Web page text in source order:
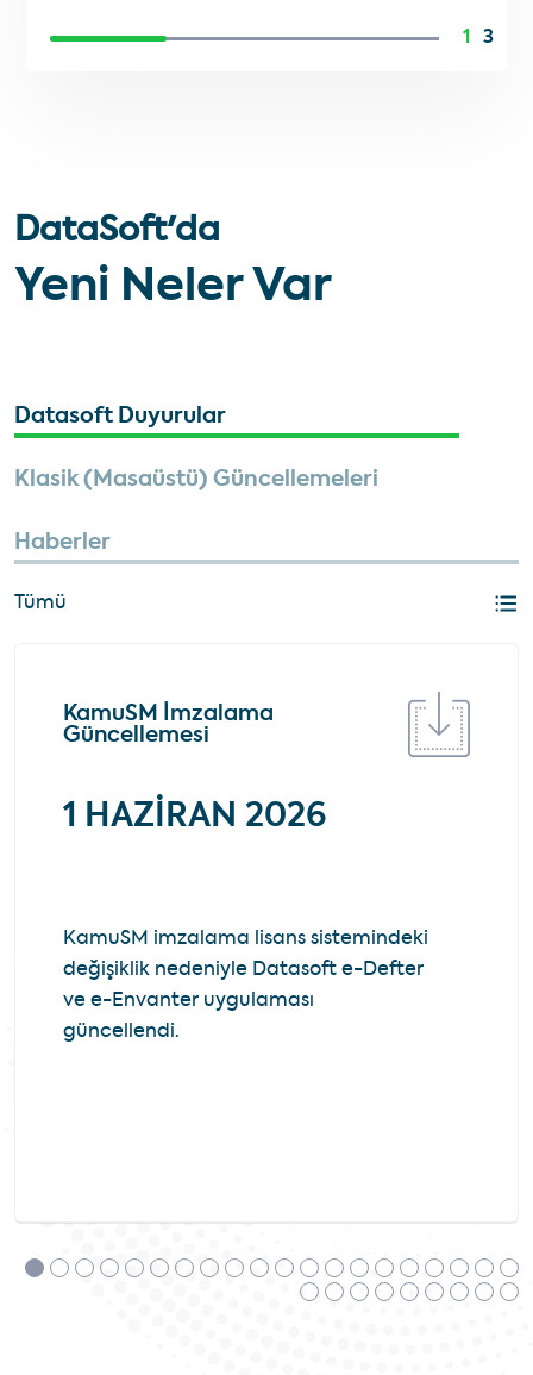
1 3
DataSoft'da
Yeni Neler Var
Datasoft Duyurular
Klasik (Masaüstü) Güncellemeleri
Haberler
Tümü
KamuSM İmzalama
Güncellemesi
1 HAZİRAN 2026
KamuSM imzalama lisans sistemindeki
değişiklik nedeniyle Datasoft e-Defter
ve e-Envanter uygulaması
güncellendi.